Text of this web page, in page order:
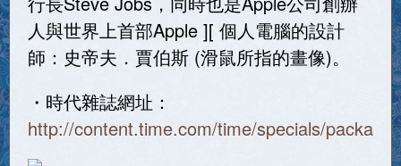
人與世界上首部Apple ][ 個人電腦的設計
師：史帝夫．賈伯斯 (滑鼠所指的畫像)。
・時代雜誌網址：
http://content.time.com/time/specials/